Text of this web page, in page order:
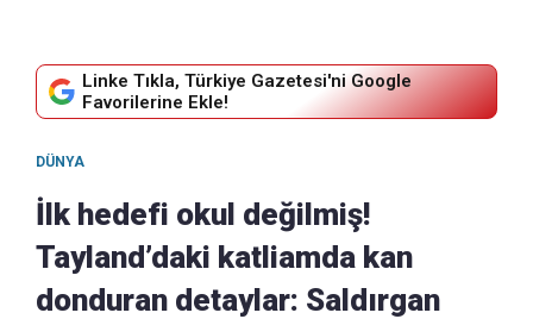
Linke Tıkla, Türkiye Gazetesi'ni Google
Favorilerine Ekle!
DÜNYA
İlk hedefi okul değilmiş!
Tayland’daki katliamda kan
donduran detaylar: Saldırgan